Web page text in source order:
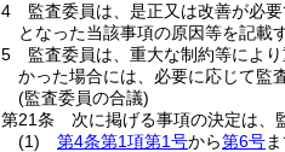
4
監査委員は、是正又は改善が必
となった当該事項の原因等を記載
5
監査委員は、重大な制約等によ
かった場合には、必要に応じて監
(監査委員の合議)
第21条
次に掲げる事項の決定は、
(1)
第4条第1項第1号から第6号